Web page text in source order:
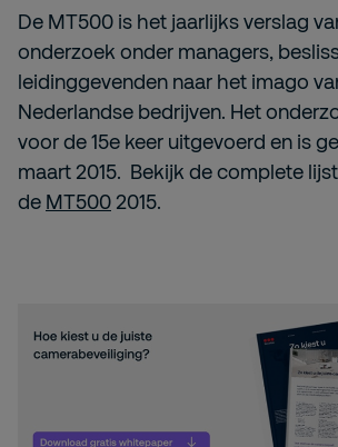
De MT500 is het jaarlijks verslag
onderzoek onder managers,
leidinggevenden naar het imago
Nederlandse bedrijven. Het
voor de 15e keer uitgevoerd en is
maart 2015. Bekijk de complete
de MT500 2015.